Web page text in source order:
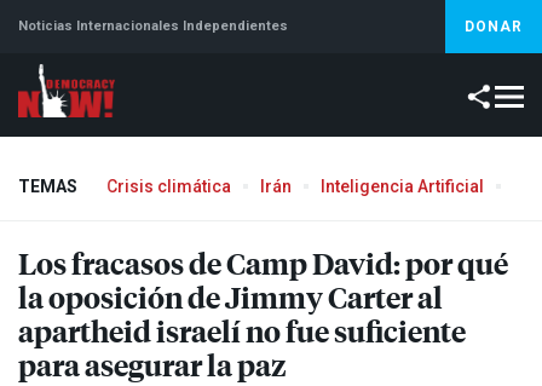
Noticias Internacionales Independientes DONAR
TEMAS Crisis climática Irán Inteligencia Artificial
Los fracasos de Camp David: por qué
la oposición de Jimmy Carter al
apartheid israelí no fue suficiente
para asegurar la paz